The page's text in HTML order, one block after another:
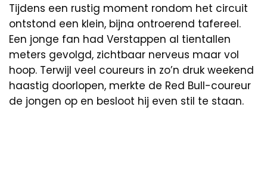
Tijdens een rustig moment rondom het circuit
ontstond een klein, bijna ontroerend tafereel.
Een jonge fan had Verstappen al tientallen
meters gevolgd, zichtbaar nerveus maar vol
hoop. Terwijl veel coureurs in zo’n druk weekend
haastig doorlopen, merkte de Red Bull-coureur
de jongen op en besloot hij even stil te staan.